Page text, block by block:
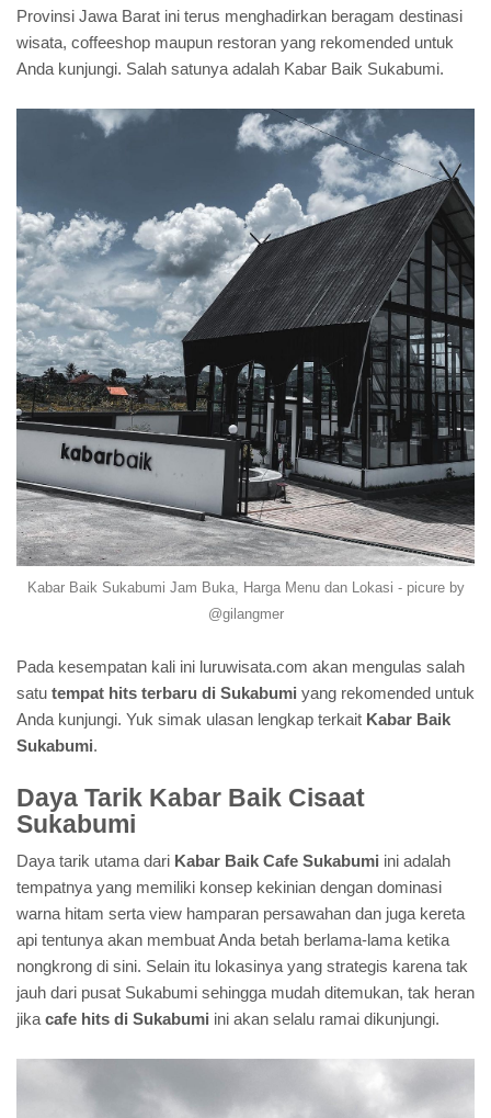
Provinsi Jawa Barat ini terus menghadirkan beragam destinasi
wisata, coffeeshop maupun restoran yang rekomended untuk
Anda kunjungi. Salah satunya adalah Kabar Baik Sukabumi.
Kabar Baik Sukabumi Jam Buka, Harga Menu dan Lokasi - picure by
@gilangmer
Pada kesempatan kali ini luruwisata.com akan mengulas salah
satu tempat hits terbaru di Sukabumi yang rekomended untuk
Anda kunjungi. Yuk simak ulasan lengkap terkait Kabar Baik
Sukabumi.
Daya Tarik Kabar Baik Cisaat
Sukabumi
Daya tarik utama dari Kabar Baik Cafe Sukabumi ini adalah
tempatnya yang memiliki konsep kekinian dengan dominasi
warna hitam serta view hamparan persawahan dan juga kereta
api tentunya akan membuat Anda betah berlama-lama ketika
nongkrong di sini. Selain itu lokasinya yang strategis karena tak
jauh dari pusat Sukabumi sehingga mudah ditemukan, tak heran
jika cafe hits di Sukabumi ini akan selalu ramai dikunjungi.